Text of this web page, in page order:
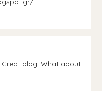
blog. What about